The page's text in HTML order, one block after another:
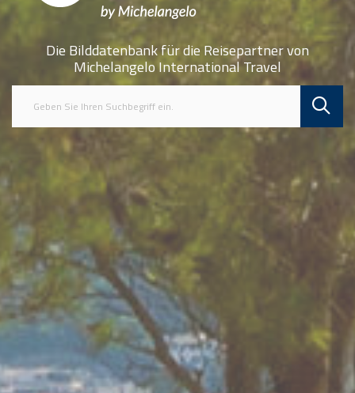
Die Bilddatenbank für die Reisepartner von
Michelangelo International Travel